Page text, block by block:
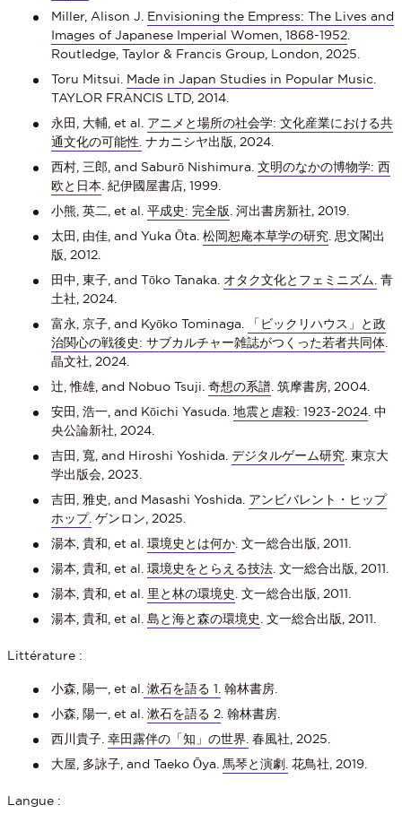
Miller, Alison J. Envisioning the Empress: The Lives and
Images of Japanese Imperial Women, 1868-1952.
Routledge, Taylor & Francis Group, London, 2025.
Toru Mitsui. Made in Japan Studies in Popular Music.
TAYLOR FRANCIS LTD, 2014.
永田, 大輔, et al. アニメと場所の社会学: 文化産業における共
通文化の可能性. ナカニシヤ出版, 2024.
西村, 三郎, and Saburō Nishimura.文明のなかの博物学: 西
欧と日本. 紀伊國屋書店, 1999.
小熊, 英二, et al.平成史: 完全版. 河出書房新社, 2019.
太田, 由佳, and Yuka Ōta.松岡恕庵本草学の研究. 思文閣出
版, 2012.
田中, 東子, and Tōko Tanaka. オタク文化とフェミニズム. 青
土社, 2024.
富永, 京子, and Kyōko Tominaga.
「ビックリハウス」と政
治関心の戦後史: サブカルチャー雑誌がつくった若者共同体.
晶文社, 2024.
辻, 惟雄, and Nobuo Tsuji.奇想の系譜. 筑摩書房, 2004.
安田, 浩一, and Kōichi Yasuda.地震と虐殺: 1923-2024. 中
央公論新社, 2024.
吉田, 寬, and Hiroshi Yoshida.デジタルゲーム研究. 東京大
学出版会, 2023.
吉田, 雅史, and Masashi Yoshida. アンビバレント・ヒップ
ホップ. ゲンロン, 2025.
湯本, 貴和, et al.環境史とは何か. 文一総合出版, 2011.
湯本, 貴和, et al.環境史をとらえる技法. 文一総合出版, 2011.
湯本, 貴和, et al. 里と林の環境史. 文一総合出版, 2011.
湯本, 貴和, et al.島と海と森の環境史. 文一総合出版, 2011.
Littérature :
小森, 陽一, et al. 漱石を語る 1. 翰林書房.
小森, 陽一, et al.漱石を語る 2. 翰林書房.
西川貴子.幸田露伴の「知」の世界. 春風社, 2025.
大屋, 多詠子, and Taeko Ōya.馬琴と演劇. 花鳥社, 2019.
Langue :